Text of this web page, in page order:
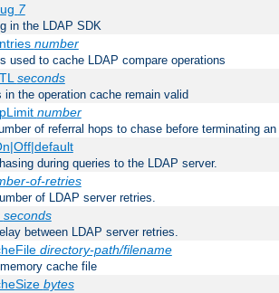
7
in the LDAP SDK
number
used to cache LDAP compare operations
seconds
in the operation cache remain valid
number
of referral hops to chase before terminating
during queries to the LDAP server.
of-retries
of LDAP server retries.
seconds
between LDAP server retries.
directory-path/filename
cache file
bytes